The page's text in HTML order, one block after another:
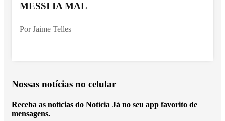
MESSI IA MAL
Por Jaime Telles
Nossas notícias no celular
Receba as notícias do Notícia Já no seu app favorito de
mensagens.